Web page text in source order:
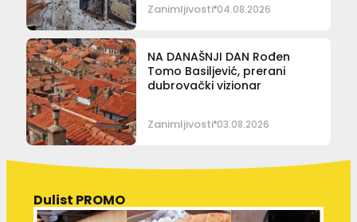
Zanimljivosti 04.08.2026
NA DANAŠNJI DAN Rođen
Tomo Basiljević, prerani
dubrovački vizionar
Zanimljivosti 03.08.2026
Dulist PROMO